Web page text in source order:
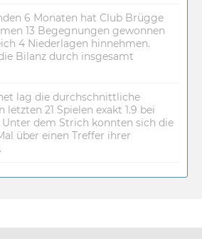
6 Monaten hat Club Brügge
13 Begegnungen gewonnen
4 Niederlagen hinnehmen.
Bilanz durch insgesamt
lag die durchschnittliche
letzten 21 Spielen exakt 1.9 bei
dem Strich konnten sich die
über einen Treffer ihrer